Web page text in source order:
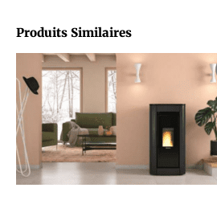
Produits Similaires